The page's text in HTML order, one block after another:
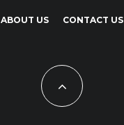
ABOUT US CONTACT US